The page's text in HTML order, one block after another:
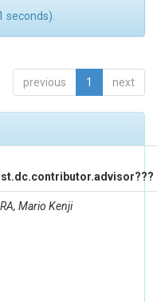
seconds).
previous 1 next
Mario Kenji